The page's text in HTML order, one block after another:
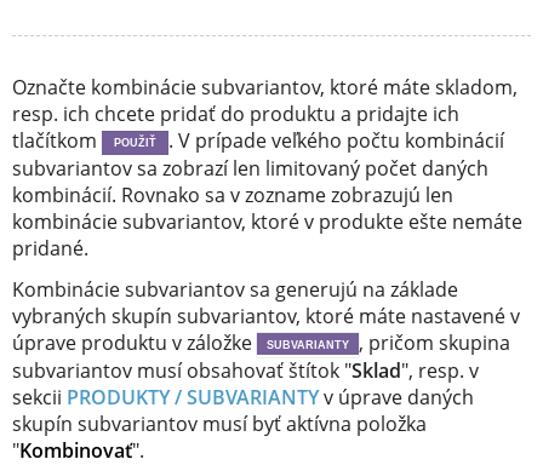
Označte kombinácie subvariantov, ktoré máte skladom,
resp. ich chcete pridať do produktu a pridajte ich
tlačítkom
POUŽIŤ
. V prípade veľkého počtu kombinácií
subvariantov sa zobrazí len limitovaný počet daných
kombinácií. Rovnako sa v zozname zobrazujú len
kombinácie subvariantov, ktoré v produkte ešte nemáte
pridané.
Kombinácie subvariantov sa generujú na základe
vybraných skupín subvariantov, ktoré máte nastavené v
úprave produktu v záložke
SUBVARIANTY
, pričom skupina
subvariantov musí obsahovať štítok "Sklad", resp. v
sekcii PRODUKTY / SUBVARIANTYv úprave daných
skupín subvariantov musí byť aktívna položka
"Kombinovať".